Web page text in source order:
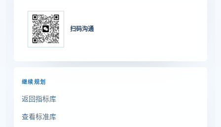
扫码沟通
继续规划
返回指标库
查看标准库